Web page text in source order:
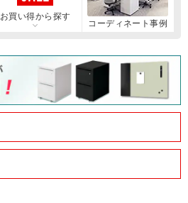
お買い得から探す
コーディネート事例